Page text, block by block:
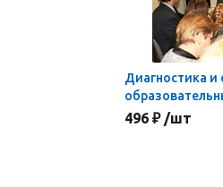
Диагностика и
результатов в
496 ₽ /шт